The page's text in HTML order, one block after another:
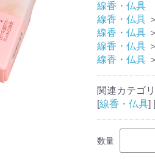
線香・仏具
線香・仏具 ＞
線香・仏具 ＞
線香・仏具 ＞
線香・仏具 ＞
関連カテゴリ
[線香・仏具] [
数量